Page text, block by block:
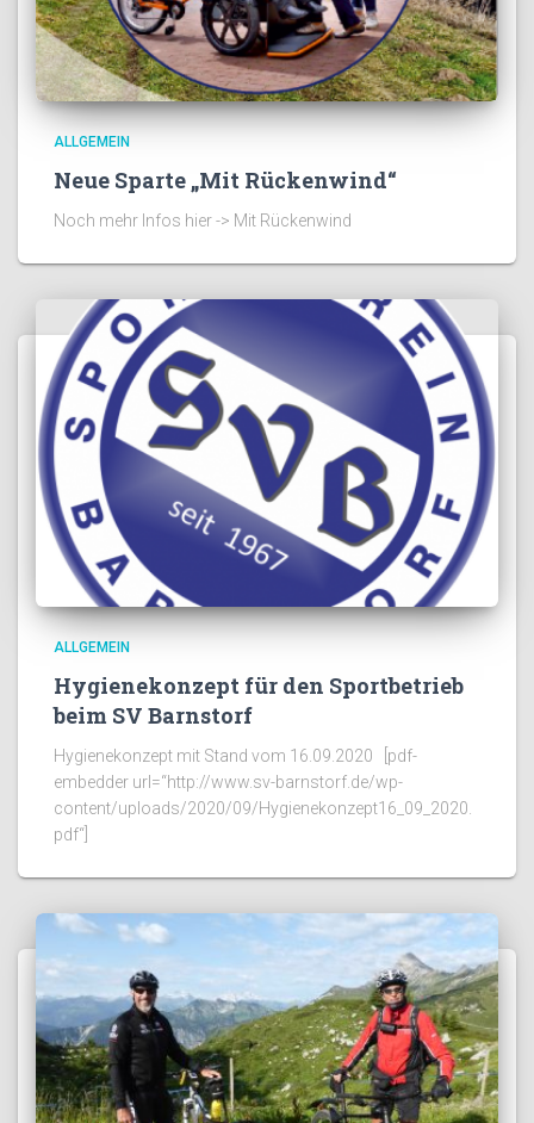
ALLGEMEIN
Neue Sparte „Mit Rückenwind“
Noch mehr Infos hier -> Mit Rückenwind
ALLGEMEIN
Hygienekonzept für den Sportbetrieb
beim SV Barnstorf
Hygienekonzept mit Stand vom 16.09.2020 [pdf-
embedder url=“http://www.sv-barnstorf.de/wp-
content/uploads/2020/09/Hygienekonzept16_09_2020.
pdf“]